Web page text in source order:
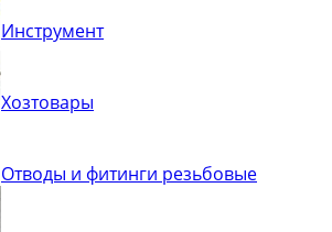
Инструмент
Хозтовары
Отводы и фитинги резьбовые